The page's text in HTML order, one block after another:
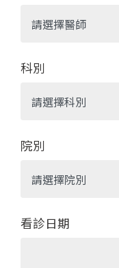
科別
院別
看診日期